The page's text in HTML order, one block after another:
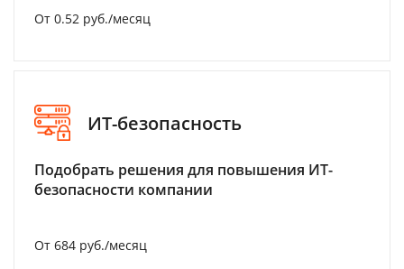
От 0.52 руб./месяц
ИТ-безопасность
Подобрать решения для повышения ИТ-
безопасности компании
От 684 руб./месяц